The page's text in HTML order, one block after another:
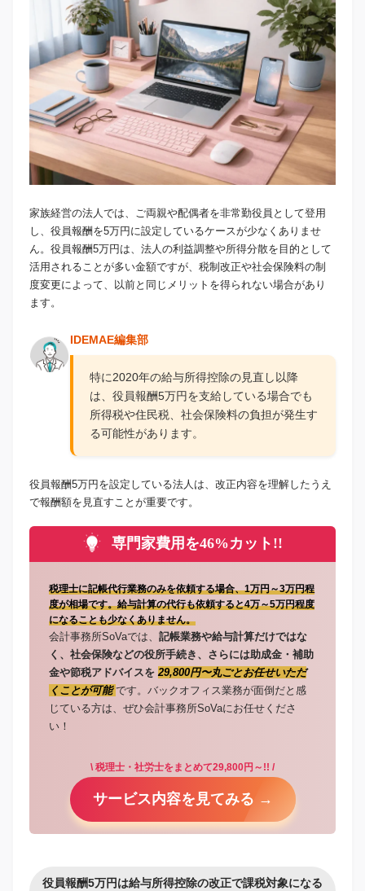
家族経営の法人では、ご両親や配偶者を非常勤役員として登用
し、役員報酬を5万円に設定しているケースが少なくありませ
ん。役員報酬5万円は、法人の利益調整や所得分散を目的として
活用されることが多い金額ですが、税制改正や社会保険料の制
度変更によって、以前と同じメリットを得られない場合があり
ます。
IDEMAE編集部
特に2020年の給与所得控除の見直し以降
は、役員報酬5万円を支給している場合でも
所得税や住民税、社会保険料の負担が発生す
る可能性があります。
役員報酬5万円を設定している法人は、改正内容を理解したうえ
で報酬額を見直すことが重要です。
専門家費用を46%カット!!
税理士に記帳代行業務のみを依頼する場合、1万円～3万円程
度が相場です。給与計算の代行も依頼すると4万～5万円程度
になることも少なくありません。
会計事務所SoVaでは、 記帳業務や給与計算だけではな
く、社会保険などの役所手続き、さらには助成金・補助
金や節税アドバイスを 29,800円〜丸ごとお任せいただ
くことが可能です。バックオフィス業務が面倒だと感
じている方は、ぜひ会計事務所SoVaにお任せくださ
い！
\ 税理士・社労士をまとめて29,800円～!! /
サービス内容を見てみる →
役員報酬5万円は給与所得控除の改正で課税対象になる